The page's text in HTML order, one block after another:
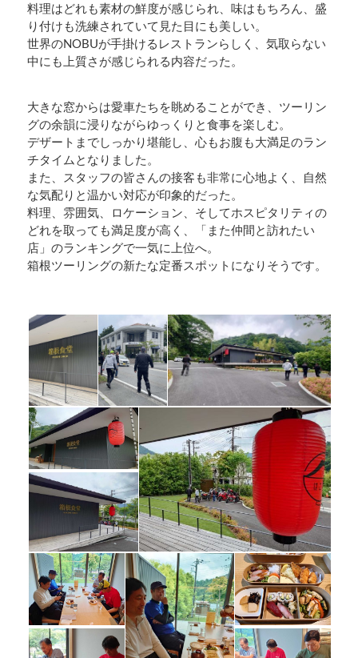
料理はどれも素材の鮮度が感じられ、味はもちろん、盛
り付けも洗練されていて見た目にも美しい。
世界のNOBUが手掛けるレストランらしく、気取らない
中にも上質さが感じられる内容だった。
大きな窓からは愛車たちを眺めることができ、ツーリン
グの余韻に浸りながらゆっくりと食事を楽しむ。
デザートまでしっかり堪能し、心もお腹も大満足のラン
チタイムとなりました。
また、スタッフの皆さんの接客も非常に心地よく、自然
な気配りと温かい対応が印象的だった。
料理、雰囲気、ロケーション、そしてホスピタリティの
どれを取っても満足度が高く、「また仲間と訪れたい
店」のランキングで一気に上位へ。
箱根ツーリングの新たな定番スポットになりそうです。